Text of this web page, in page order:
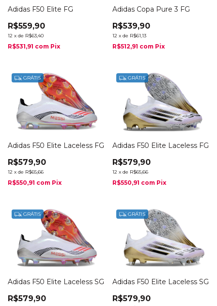
Adidas F50 Elite FG
R$559,90
12 x de R$63,40
R$531,91 com Pix
Adidas Copa Pure 3 FG
R$539,90
12 x de R$61,13
R$512,91 com Pix
GRÁTIS
Adidas F50 Elite Laceless FG
R$579,90
12 x de R$65,66
R$550,91 com Pix
GRÁTIS
Adidas F50 Elite Laceless FG
R$579,90
12 x de R$65,66
R$550,91 com Pix
GRÁTIS
Adidas F50 Elite Laceless SG
R$579,90
GRÁTIS
Adidas F50 Elite Laceless SG
R$579,90